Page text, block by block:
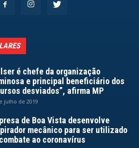
é chefe da organização
e principal beneficiário dos
desviados”, afirma MP
julho de 2019
de Boa Vista desenvolve
mecânico para ser utilizado
ao coronavírus